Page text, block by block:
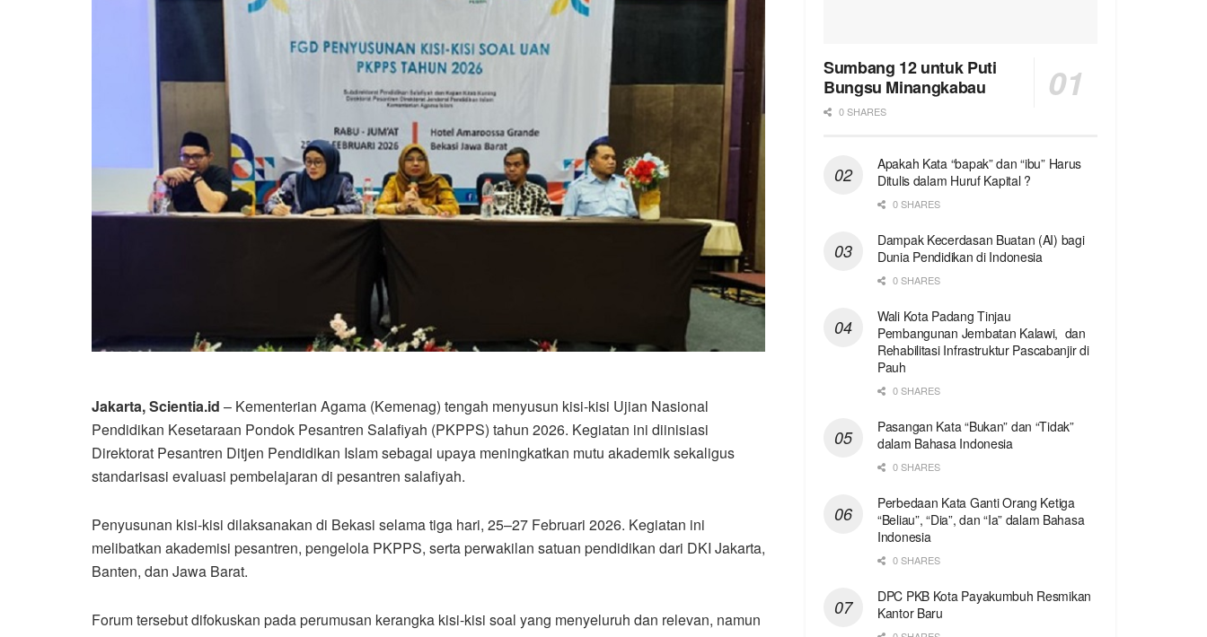
Jakarta, Scientia.id – Kementerian Agama (Kemenag) tengah menyusun kisi-kisi Ujian Nasional
Pendidikan Kesetaraan Pondok Pesantren Salafiyah (PKPPS) tahun 2026. Kegiatan ini diinisiasi
Direktorat Pesantren Ditjen Pendidikan Islam sebagai upaya meningkatkan mutu akademik sekaligus
standarisasi evaluasi pembelajaran di pesantren salafiyah.
Penyusunan kisi-kisi dilaksanakan di Bekasi selama tiga hari, 25–27 Februari 2026. Kegiatan ini
melibatkan akademisi pesantren, pengelola PKPPS, serta perwakilan satuan pendidikan dari DKI Jakarta,
Banten, dan Jawa Barat.
Forum tersebut difokuskan pada perumusan kerangka kisi-kisi soal yang menyeluruh dan relevan, namun
Sumbang 12 untuk Puti
Bungsu Minangkabau
0 SHARES
Apakah Kata “bapak” dan “ibu” Harus
Ditulis dalam Huruf Kapital ?
0 SHARES
Dampak Kecerdasan Buatan (AI) bagi
Dunia Pendidikan di Indonesia
0 SHARES
Wali Kota Padang Tinjau
Pembangunan Jembatan Kalawi, dan
Rehabilitasi Infrastruktur Pascabanjir di
Pauh
0 SHARES
Pasangan Kata “Bukan” dan “Tidak”
dalam Bahasa Indonesia
0 SHARES
Perbedaan Kata Ganti Orang Ketiga
“Beliau”, “Dia”, dan “Ia” dalam Bahasa
Indonesia
0 SHARES
DPC PKB Kota Payakumbuh Resmikan
Kantor Baru